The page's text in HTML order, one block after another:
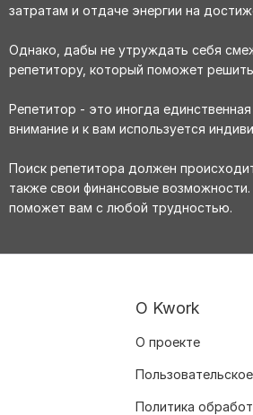
затратам и отдаче энергии на
Однако, дабы не утруждать себя
репетитору, который поможет
Репетитор - это иногда
внимание и к вам используется
Поиск репетитора должен
также свои финансовые
поможет вам с любой трудностью.
О Kwork
О проекте
Политика